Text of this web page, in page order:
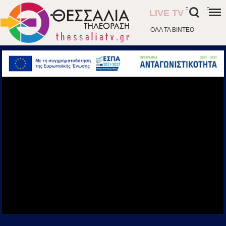
ΟΛΑ ΤΑ ΒΙΝΤΕΟ
LIVE TV
- -